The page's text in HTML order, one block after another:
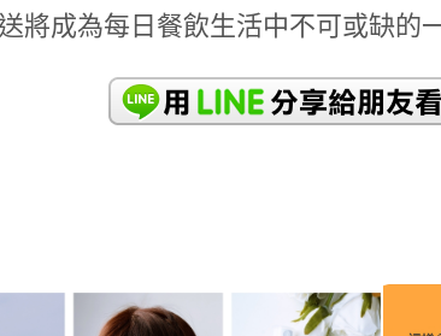
將成為每日餐飲生活中不可或缺的